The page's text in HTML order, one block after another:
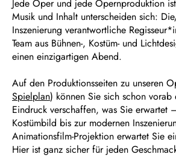
Jede Oper und jede Opernproduktion
Musik und Inhalt unterscheiden sich:
Inszenierung verantwortliche
Team aus Bühnen-, Kostüm- und
einen einzigartigen Abend.
Auf den Produktionsseiten zu unseren
Spielplan) können Sie sich schon vorab
Eindruck verschaffen, was Sie erwartet
Kostümbild bis zur modernen
Animationsfilm-Projektion erwartet Sie
Hier ist ganz sicher für jeden